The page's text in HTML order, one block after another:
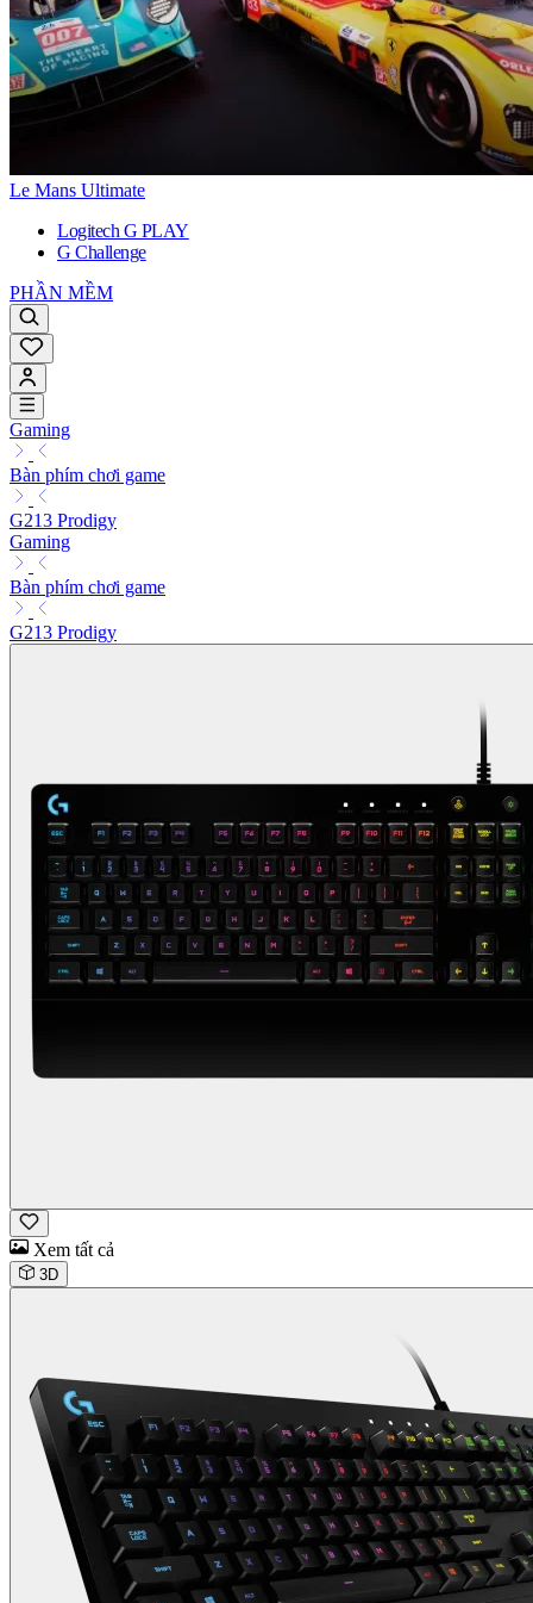
Le Mans Ultimate
Logitech G PLAY
G Challenge
PHẦN MỀM
Gaming
Bàn phím chơi game
G213 Prodigy
Gaming
Bàn phím chơi game
G213 Prodigy
Xem tất cả
3D